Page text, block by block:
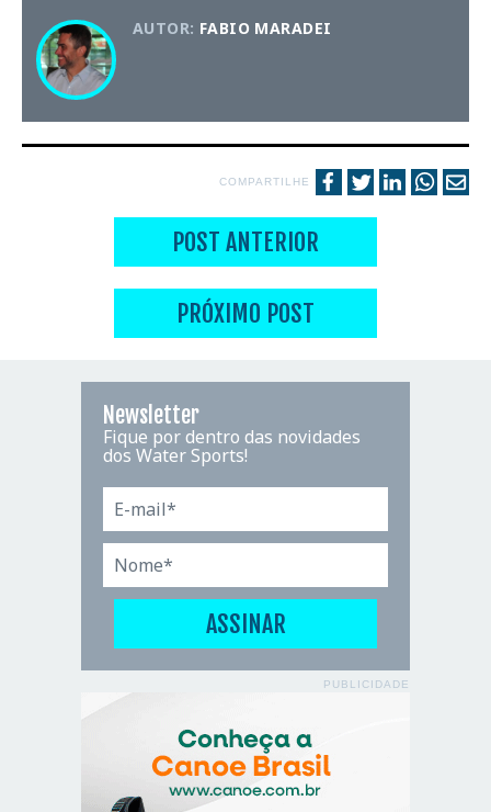
AUTOR: FABIO MARADEI
COMPARTILHE
POST ANTERIOR
PRÓXIMO POST
Newsletter
Fique por dentro das novidades
dos Water Sports!
PUBLICIDADE